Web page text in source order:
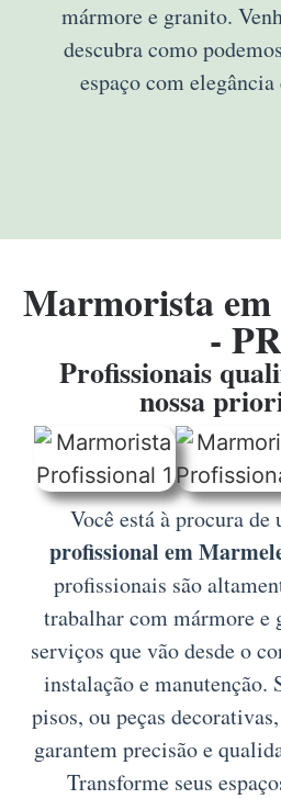
mármore e granito.
descubra como
espaço com
Marmorista
- PR
Profissionais
nossa
Você está à procura de
profissional em
profissionais são
trabalhar com mármore e
serviços que vão desde o
instalação e manutenção.
pisos, ou peças
garantem precisão e
Transforme seus